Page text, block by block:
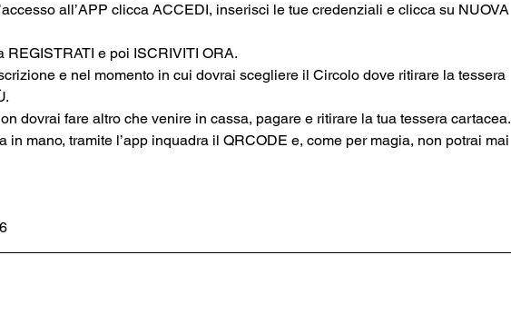
all’APP clicca ACCEDI, inserisci le tue credenziali e clicca su NUOVA
e poi ISCRIVITI ORA.
e nel momento in cui dovrai scegliere il Circolo dove ritirare la tessera
dovrai fare altro che venire in cassa, pagare e ritirare la tua tessera cartacea.
in mano, tramite l’app inquadra il QRCODE e, come per magia, non potrai mai